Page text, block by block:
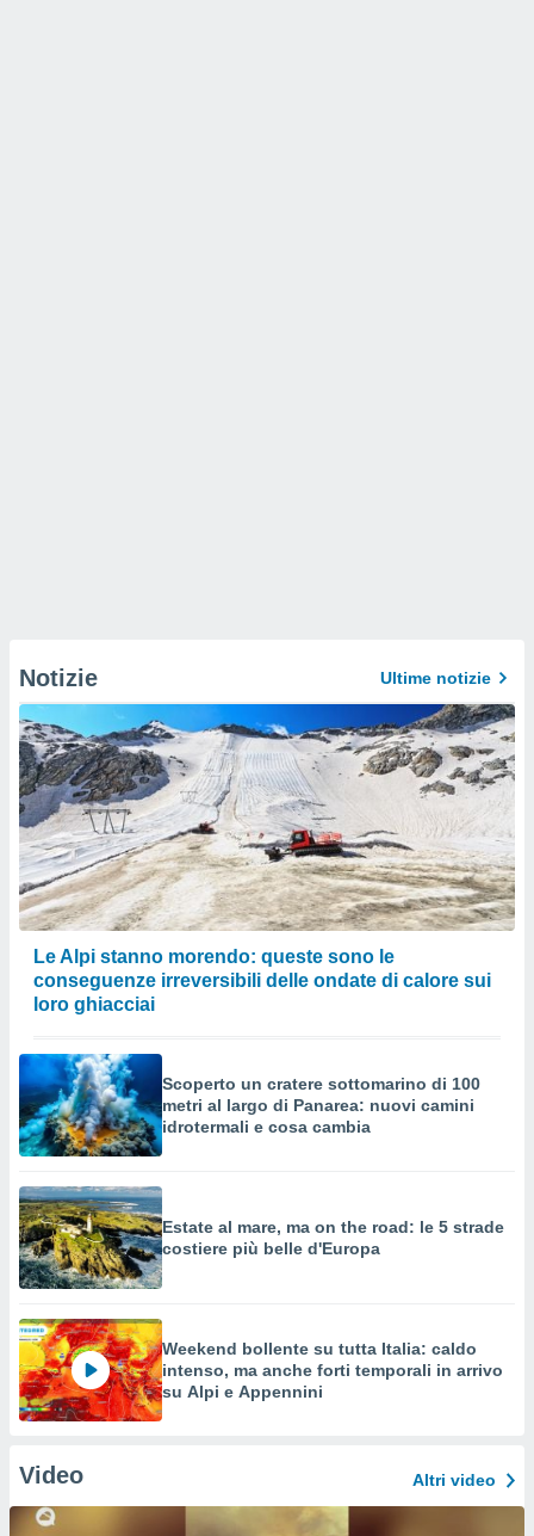
Notizie Ultime notizie
Le Alpi stanno morendo: queste sono le
conseguenze irreversibili delle ondate di calore sui
loro ghiacciai
Scoperto un cratere sottomarino di 100
metri al largo di Panarea: nuovi camini
idrotermali e cosa cambia
Estate al mare, ma on the road: le 5 strade
costiere più belle d'Europa
Weekend bollente su tutta Italia: caldo
intenso, ma anche forti temporali in arrivo
su Alpi e Appennini
Video Altri video